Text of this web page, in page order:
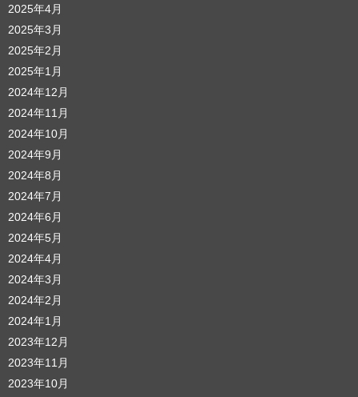
2025年4月
2025年3月
2025年2月
2025年1月
2024年12月
2024年11月
2024年10月
2024年9月
2024年8月
2024年7月
2024年6月
2024年5月
2024年4月
2024年3月
2024年2月
2024年1月
2023年12月
2023年11月
2023年10月